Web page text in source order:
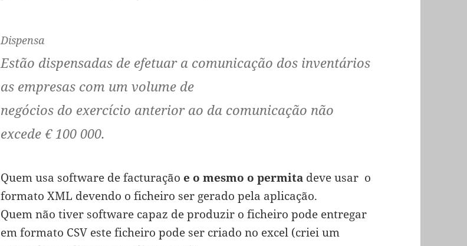
Dispensa
Estão dispensadas de efetuar a comunicação dos inventários
as empresas com um volume de
negócios do exercício anterior ao da comunicação não
excede € 100 000.
Quem usa software de facturação e o mesmo o permita deve usar o
formato XML devendo o ficheiro ser gerado pela aplicação.
Quem não tiver software capaz de produzir o ficheiro pode entregar
em formato CSV este ficheiro pode ser criado no excel (criei um